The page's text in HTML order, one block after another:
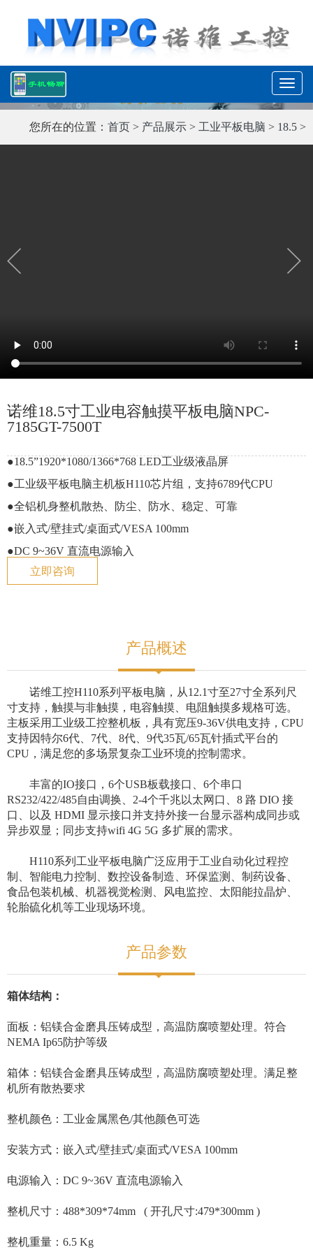
T
o
g
l
a
t
您所在的位置： 首页 > 产品展示 > 工业平板电脑 > 18.5 >
诺维18.5寸工业电容触摸平板电脑NPC-
7185GT-7500T
●18.5”1920*1080/1366*768 LED工业级液晶屏
●工业级平板电脑主机板H110芯片组，支持6789代CPU
●全铝机身整机散热、防尘、防水、稳定、可靠
●嵌入式/壁挂式/桌面式/VESA 100mm
●DC 9~36V 直流电源输入
立即咨询
产品概述
诺维工控H110系列平板电脑，从12.1寸至27寸全系列尺
寸支持，触摸与非触摸，电容触摸、电阻触摸多规格可选。
主板采用工业级工控整机板，具有宽压9-36V供电支持，CPU
支持因特尔6代、7代、8代、9代35瓦/65瓦针插式平台的
CPU，满足您的多场景复杂工业环境的控制需求。
丰富的IO接口，6个USB板载接口、6个串口
RS232/422/485自由调换、2-4个千兆以太网口、8 路 DIO 接
口、以及 HDMI 显示接口并支持外接一台显示器构成同步或
异步双显；同步支持wifi 4G 5G 多扩展的需求。
H110系列工业平板电脑广泛应用于工业自动化过程控
制、智能电力控制、数控设备制造、环保监测、制药设备、
食品包装机械、机器视觉检测、风电监控、太阳能拉晶炉、
轮胎硫化机等工业现场环境。
产品参数
箱体结构：
面板：铝镁合金磨具压铸成型，高温防腐喷塑处理。符合
NEMA Ip65防护等级
箱体：铝镁合金磨具压铸成型，高温防腐喷塑处理。满足整
机所有散热要求
整机颜色：工业金属黑色/其他颜色可选
安装方式：嵌入式/壁挂式/桌面式/VESA 100mm
电源输入：DC 9~36V 直流电源输入
整机尺寸：488*309*74mm ( 开孔尺寸:479*300mm )
整机重量：6.5 Kg